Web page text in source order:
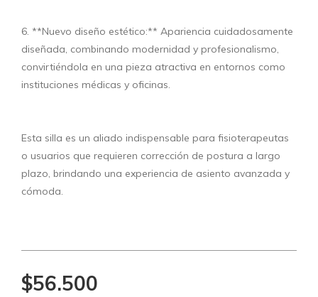
6. **Nuevo diseño estético:** Apariencia cuidadosamente
diseñada, combinando modernidad y profesionalismo,
convirtiéndola en una pieza atractiva en entornos como
instituciones médicas y oficinas.
Esta silla es un aliado indispensable para fisioterapeutas
o usuarios que requieren corrección de postura a largo
plazo, brindando una experiencia de asiento avanzada y
cómoda.
$56.500